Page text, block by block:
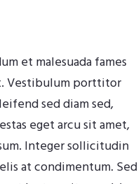
et malesuada fames
Vestibulum porttitor
sed diam sed,
eget arcu sit amet,
Integer sollicitudin
at condimentum. Sed